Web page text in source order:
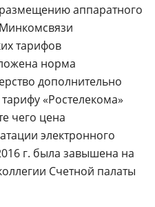
аппаратного
тарифов
норма
дополнительно
«Ростелекома»
чего цена
электронного
г. была завышена на
Счетной палаты